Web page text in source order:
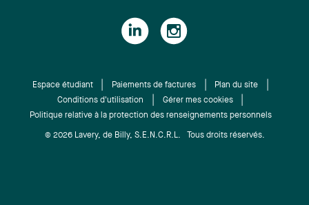
Espace étudiant Paiements de factures
Plan du site
Conditions d'utilisation
Gérer mes cookies
Politique relative à la protection des renseignements personnels
© 2026 Lavery, de Billy, S.E.N.C.R.L. Tous droits réservés.